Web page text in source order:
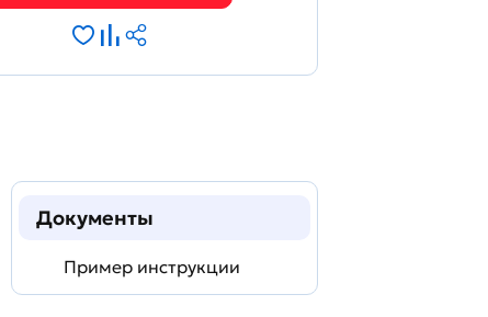
Документы
Пример инструкции